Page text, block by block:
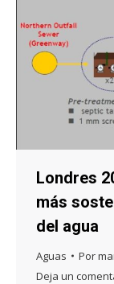
Londres
más
del agua
Aguas Por
Deja un